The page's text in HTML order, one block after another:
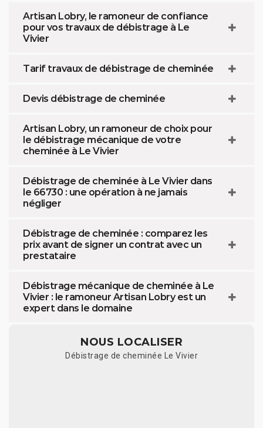
Artisan Lobry, le ramoneur de confiance
pour vos travaux de débistrage à Le
Vivier
Tarif travaux de débistrage de cheminée
Devis débistrage de cheminée
Artisan Lobry, un ramoneur de choix pour
le débistrage mécanique de votre
cheminée à Le Vivier
Débistrage de cheminée à Le Vivier dans
le 66730 : une opération à ne jamais
négliger
Débistrage de cheminée : comparez les
prix avant de signer un contrat avec un
prestataire
Débistrage mécanique de cheminée à Le
Vivier : le ramoneur Artisan Lobry est un
expert dans le domaine
NOUS LOCALISER
Débistrage de cheminée Le Vivier